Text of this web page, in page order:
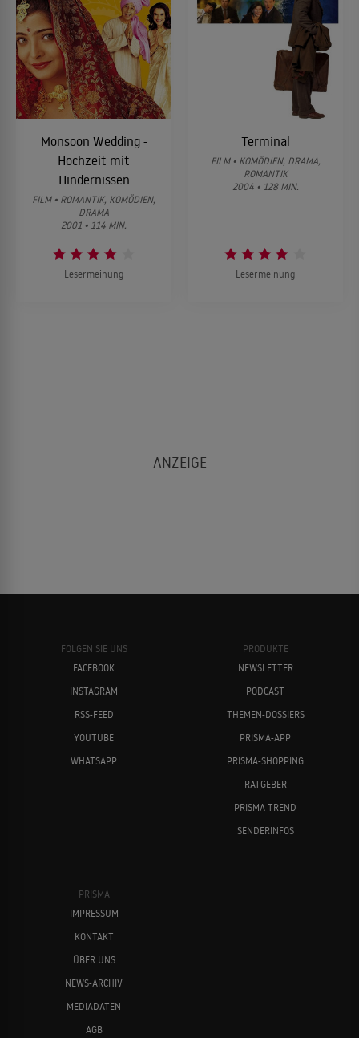
Monsoon Wedding -
Hochzeit mit
Hindernissen
FILM • ROMANTIK, KOMÖDIEN,
DRAMA
2001 • 114 MIN.
Lesermeinung
Terminal
FILM • KOMÖDIEN, DRAMA,
ROMANTIK
2004 • 128 MIN.
Lesermeinung
FOLGEN SIE UNS
FACEBOOK
INSTAGRAM
RSS-FEED
YOUTUBE
WHATSAPP
PRODUKTE
NEWSLETTER
PODCAST
THEMEN-DOSSIERS
PRISMA-APP
PRISMA-SHOPPING
RATGEBER
PRISMA TREND
SENDERINFOS
PRISMA
IMPRESSUM
KONTAKT
ÜBER UNS
NEWS-ARCHIV
MEDIADATEN
AGB